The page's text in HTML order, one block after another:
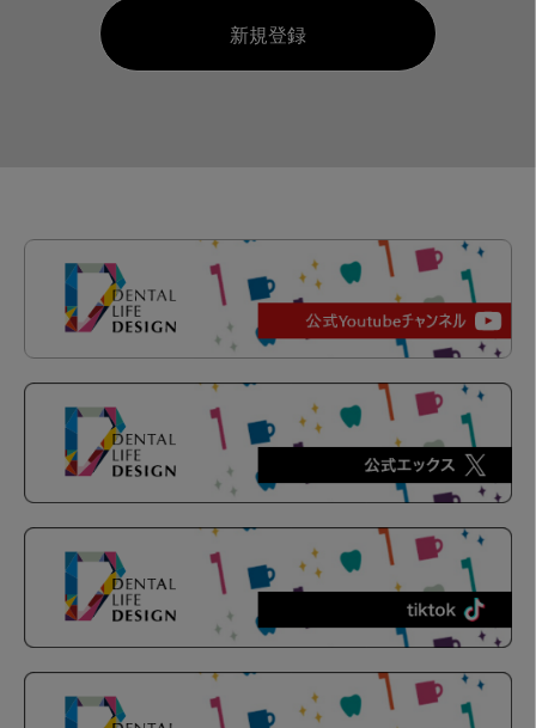
新規登録